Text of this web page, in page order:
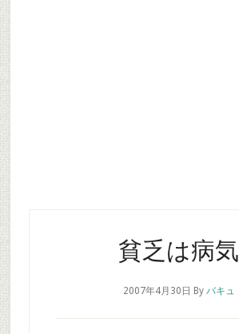
貧乏は病気
2007年4月30日 By バキュ